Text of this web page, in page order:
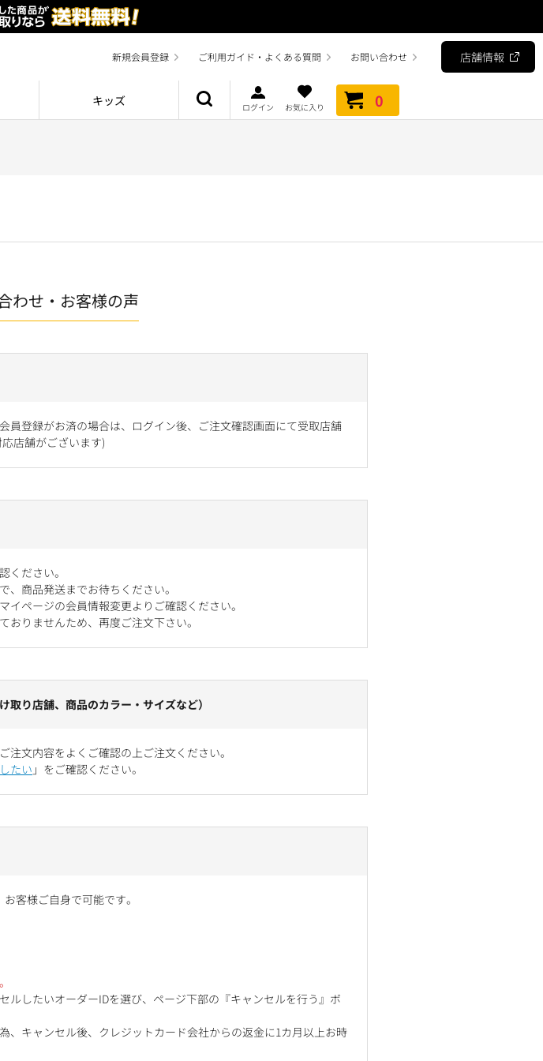
新規会員登録 ご利用ガイド・よくある質問 お問い合わせ 店舗情報
キッズ ログイン お気に入り 0
わせ・お客様の声
員登録がお済の場合は、ログイン後、ご注文確認画面にて受取店舗
店舗がございます)
ください。
商品発送までお待ちください。
ページの会員情報変更よりご確認ください。
りませんため、再度ご注文下さい。
り店舗、商品のカラー・サイズなど）
ご注文内容をよくご確認の上ご注文ください。
たい 」をご確認ください。
客様ご自身で可能です。
ルしたいオーダーIDを選び、ページ下部の『キャンセルを行う』ボ
、キャンセル後、クレジットカード会社からの返金に1カ月以上お時